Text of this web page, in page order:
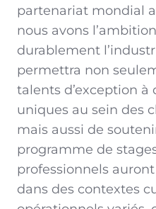
partenariat mondial
nous avons
durablement
permettra non
talents d’exception
uniques au sein des
mais aussi de
programme de
professionnels
dans des contextes